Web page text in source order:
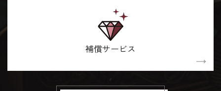
補償サービス